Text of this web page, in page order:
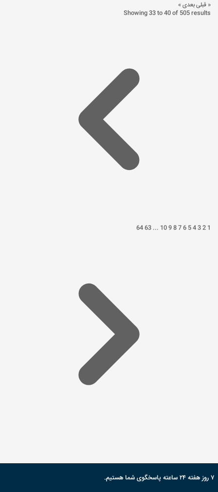
« قبلیبعدی »
Showing33to40of 505results
1
2
3
4
5
6
7
8
9
10
...
63
64
۷ روز هفته ۲۴ ساعته پاسخگوی شما هستیم.